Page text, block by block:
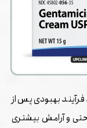
بهبودی پس از
و آرامش بیشتری